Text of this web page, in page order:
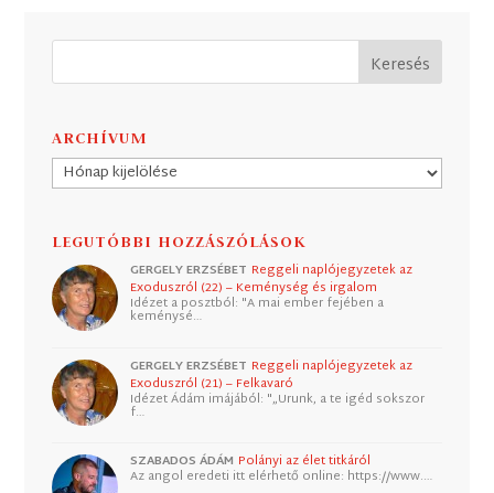
ARCHÍVUM
Archívum
LEGUTÓBBI HOZZÁSZÓLÁSOK
GERGELY ERZSÉBET Reggeli naplójegyzetek az
Exoduszról (22) – Keménység és irgalom
Idézet a posztból: "A mai ember fejében a
keménysé…
GERGELY ERZSÉBET Reggeli naplójegyzetek az
Exoduszról (21) – Felkavaró
Idézet Ádám imájából: "„Urunk, a te igéd sokszor
f…
SZABADOS ÁDÁM Polányi az élet titkáról
Az angol eredeti itt elérhető online: https://www.…